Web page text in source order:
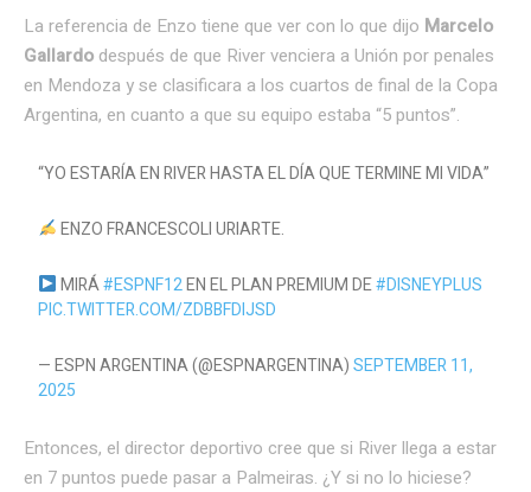
La referencia de Enzo tiene que ver con lo que dijo Marcelo
Gallardo después de que River venciera a Unión por penales
en Mendoza y se clasificara a los cuartos de final de la Copa
Argentina, en cuanto a que su equipo estaba “5 puntos”.
“YO ESTARÍA EN RIVER HASTA EL DÍA QUE TERMINE MI VIDA”
ENZO FRANCESCOLI URIARTE.
MIRÁ#ESPNF12EN EL PLAN PREMIUM DE#DISNEYPLUS
PIC.TWITTER.COM/ZDBBFDIJSD
— ESPN ARGENTINA (@ESPNARGENTINA)SEPTEMBER 11,
2025
Entonces, el director deportivo cree que si River llega a estar
en 7 puntos puede pasar a Palmeiras. ¿Y si no lo hiciese?